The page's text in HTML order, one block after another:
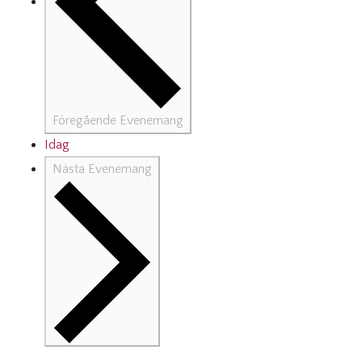
Föregående Evenemang
Idag
Nästa Evenemang